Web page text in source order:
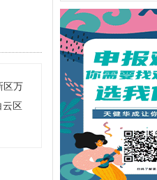
区万
云区